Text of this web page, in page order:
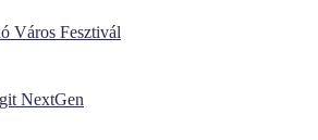
Város Fesztivál
NextGen